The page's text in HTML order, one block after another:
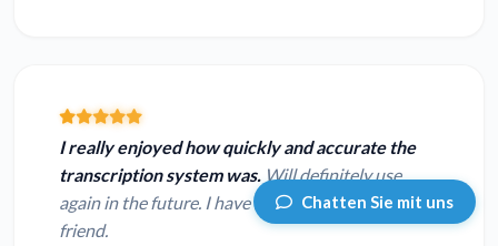
I really enjoyed how quickly and accurate the
transcription system was. Will definitely use
again in the future. I have recommended you to a
friend.
Chatten Sie mit uns